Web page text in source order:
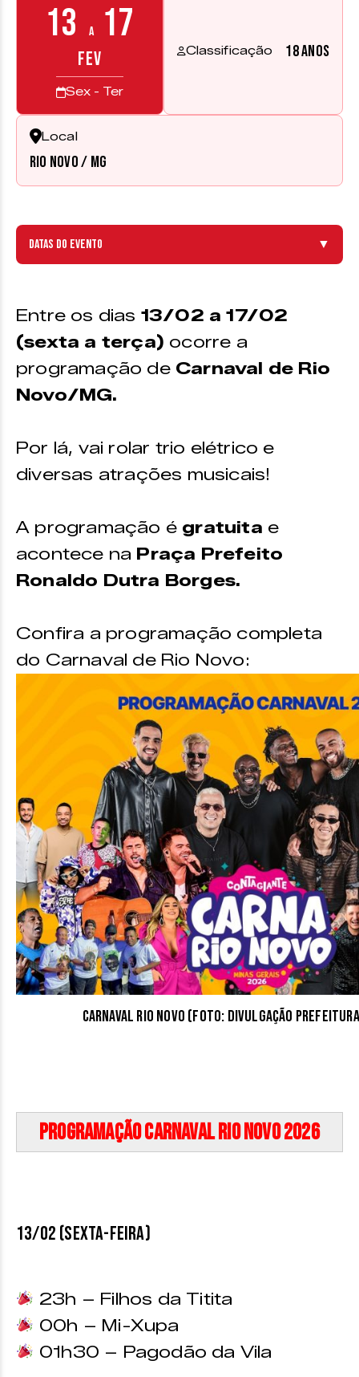
13 a 17
FEV
Sex - Ter
Classificação 18 anos
Local
Rio Novo / MG
Datas do evento ▼
Entre os dias 13/02 a 17/02
(sexta a terça) ocorre a
programação de Carnaval de Rio
Novo/MG.
Por lá, vai rolar trio elétrico e
diversas atrações musicais!
A programação é gratuita e
acontece na Praça Prefeito
Ronaldo Dutra Borges.
Confira a programação completa
do Carnaval de Rio Novo:
Carnaval Rio Novo (Foto: divulgação Prefeitura
Programação Carnaval Rio Novo 2026
13/02 (SEXTA-FEIRA)
23h – Filhos da Titita
00h – Mi-Xupa
01h30 – Pagodão da Vila